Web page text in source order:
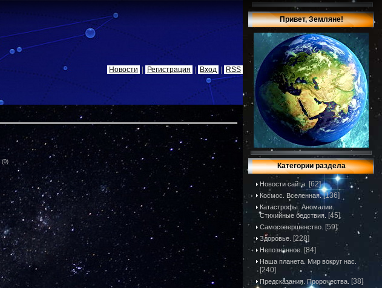
Новости | Регистрация | Вход RSS
(0)
Привет, Земляне!
Категории раздела
Новости сайта. [62]
Космос. Вселенная. [136]
Катастрофы. Аномалии.
Стихийные бедствия.
[45]
Самосовершенство. [59]
Здоровье. [228]
Непознанное. [84]
Наша планета. Мир вокруг нас.
[240]
Предсказания. Пророчества. [38]